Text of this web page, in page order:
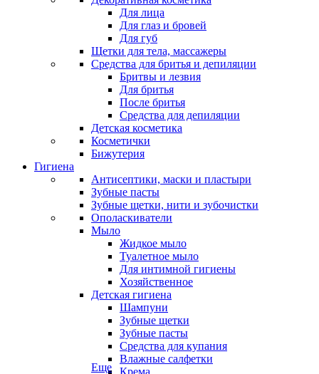
Для лица
Для глаз и бровей
Для губ
Щетки для тела, массажеры
Средства для бритья и депиляции
Бритвы и лезвия
Для бритья
После бритья
Средства для депиляции
Детская косметика
Косметички
Бижутерия
Гигиена
Антисептики, маски и пластыри
Зубные пасты
Зубные щетки, нити и зубочистки
Ополаскиватели
Мыло
Жидкое мыло
Туалетное мыло
Для интимной гигиены
Хозяйственное
Детская гигиена
Шампуни
Зубные щетки
Зубные пасты
Средства для купания
Влажные салфетки
Крема
Еще